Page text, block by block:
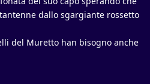
dallo sgargiante rossetto
del Muretto han bisogno anche